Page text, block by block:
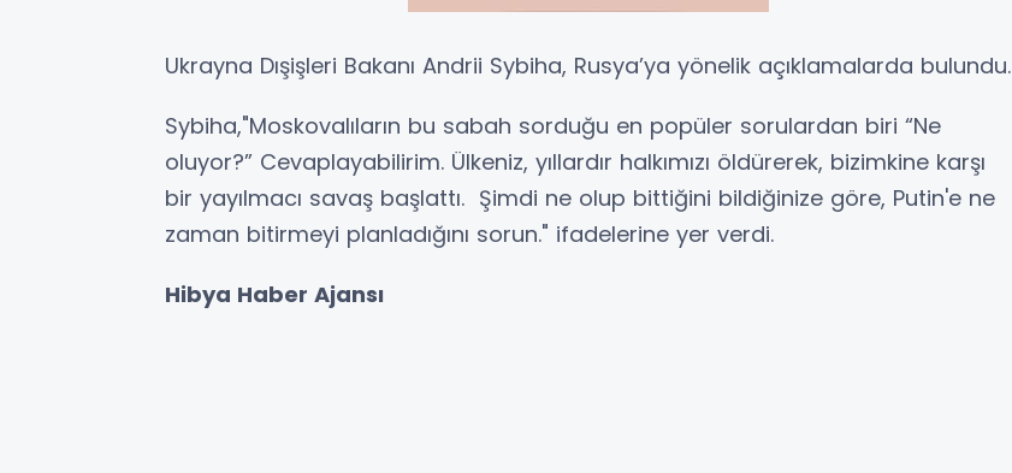
Ukrayna Dışişleri Bakanı Andrii Sybiha, Rusya’ya yönelik açıklamalarda bulundu.
Sybiha,"Moskovalıların bu sabah sorduğu en popüler sorulardan biri “Ne
oluyor?” Cevaplayabilirim. Ülkeniz, yıllardır halkımızı öldürerek, bizimkine karşı
bir yayılmacı savaş başlattı. Şimdi ne olup bittiğini bildiğinize göre, Putin'e ne
zaman bitirmeyi planladığını sorun." ifadelerine yer verdi.
Hibya Haber Ajansı